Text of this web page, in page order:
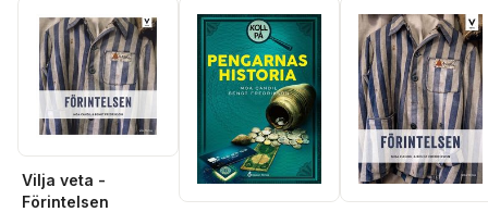
Vilja veta -
Förintelsen